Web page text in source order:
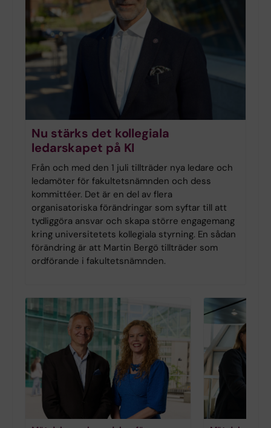
Nu stärks det kollegiala
ledarskapet på KI
Från och med den 1 juli tillträder nya ledare och
ledamöter för fakultetsnämnden och dess
kommittéer. Det är en del av flera
organisatoriska förändringar som syftar till att
tydliggöra ansvar och skapa större engagemang
kring universitetets kollegiala styrning. En sådan
förändring är att Martin Bergö tillträder som
ordförande i fakultetsnämnden.